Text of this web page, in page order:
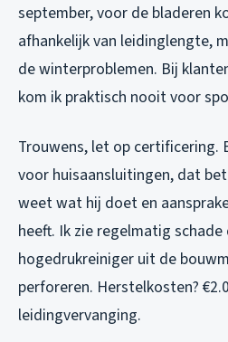
september, voor de bladeren
afhankelijk van leidinglengte,
de winterproblemen. Bij
kom ik praktisch nooit voor
Trouwens, let op certificering.
voor huisaansluitingen, dat
weet wat hij doet en
heeft. Ik zie regelmatig
hogedrukreiniger uit de
perforeren. Herstelkosten?
leidingvervanging.